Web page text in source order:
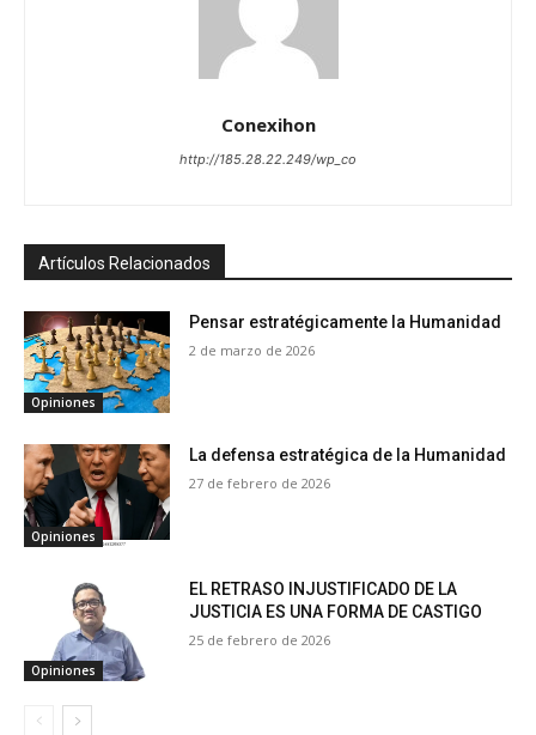
Conexihon
http://185.28.22.249/wp_co
Artículos Relacionados
Opiniones
Pensar estratégicamente la Humanidad
2 de marzo de 2026
Opiniones
La defensa estratégica de la Humanidad
27 de febrero de 2026
Opiniones
EL RETRASO INJUSTIFICADO DE LA
JUSTICIA ES UNA FORMA DE CASTIGO
25 de febrero de 2026